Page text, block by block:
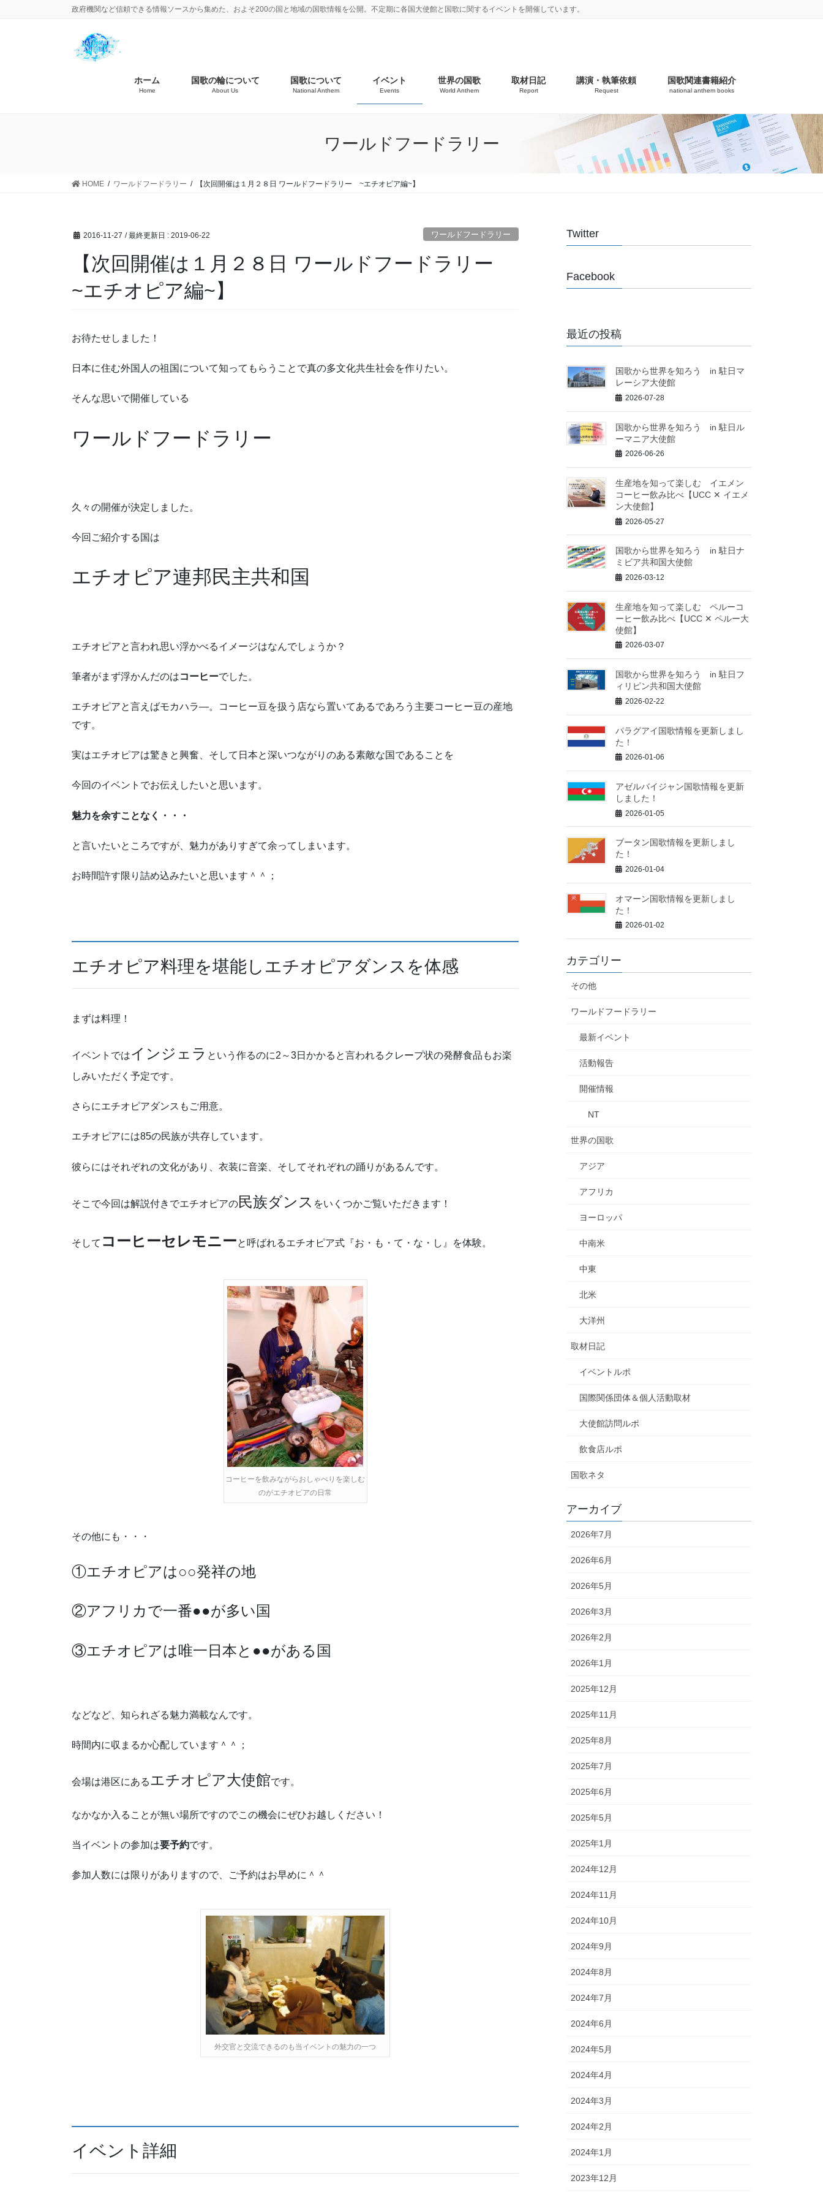
政府機関など信頼できる情報ソースから集めた、およそ200の国と地域の国歌情報を公開。不定期に各国大使館と国歌に関するイベントを開催しています。
ホーム
Home
国歌の輪について
About Us
国歌について
National Anthem
イベント
Events
世界の国歌
World Anthem
取材日記
Report
講演・執筆依頼
Request
国歌関連書籍紹介
national anthem books
ワールドフードラリー
HOME ワールドフードラリー 【次回開催は１月２８日 ワールドフードラリー ~エチオピア編~】
2016-11-27 / 最終更新日 : 2019-06-22 ワールドフードラリー
【次回開催は１月２８日 ワールドフードラリー
~エチオピア編~】
お待たせしました！
日本に住む外国人の祖国について知ってもらうことで真の多文化共生社会を作りたい。
そんな思いで開催している
ワールドフードラリー
久々の開催が決定しました。
今回ご紹介する国は
エチオピア連邦民主共和国
エチオピアと言われ思い浮かべるイメージはなんでしょうか？
筆者がまず浮かんだのはコーヒーでした。
エチオピアと言えばモカハラ―。コーヒー豆を扱う店なら置いてあるであろう主要コーヒー豆の産地
です。
実はエチオピアは驚きと興奮、そして日本と深いつながりのある素敵な国であることを
今回のイベントでお伝えしたいと思います。
魅力を余すことなく・・・
と言いたいところですが、魅力がありすぎて余ってしまいます。
お時間許す限り詰め込みたいと思います＾＾；
エチオピア料理を堪能しエチオピアダンスを体感
まずは料理！
イベントではインジェラ という作るのに2～3日かかると言われるクレープ状の発酵食品もお楽
しみいただく予定です。
さらにエチオピアダンスもご用意。
エチオピアには85の民族が共存しています。
彼らにはそれぞれの文化があり、衣装に音楽、そしてそれぞれの踊りがあるんです。
そこで今回は解説付きでエチオピアの民族ダンス をいくつかご覧いただきます！
そして コーヒーセレモニーと呼ばれるエチオピア式『お・も・て・な・し』を体験。
コーヒーを飲みながらおしゃべりを楽しむ
のがエチオピアの日常
その他にも・・・
①エチオピアは○○発祥の地
②アフリカで一番●●が多い国
③エチオピアは唯一日本と●●がある国
などなど、知られざる魅力満載なんです。
時間内に収まるか心配しています＾＾；
会場は港区にあるエチオピア大使館です。
なかなか入ることが無い場所ですのでこの機会にぜひお越しください！
当イベントの参加は要予約です。
参加人数には限りがありますので、ご予約はお早めに＾＾
外交官と交流できるのも当イベントの魅力の一つ
イベント詳細
Twitter
Facebook
最近の投稿
国歌から世界を知ろう in 駐日マ
レーシア大使館
2026-07-28
国歌から世界を知ろう in 駐日ル
ーマニア大使館
2026-06-26
生産地を知って楽しむ イエメン
コーヒー飲み比べ【UCC ✕ イエメ
ン大使館】
2026-05-27
国歌から世界を知ろう in 駐日ナ
ミビア共和国大使館
2026-03-12
生産地を知って楽しむ ペルーコ
ーヒー飲み比べ【UCC ✕ ペルー大
使館】
2026-03-07
国歌から世界を知ろう in 駐日フ
ィリピン共和国大使館
2026-02-22
パラグアイ国歌情報を更新しまし
た！
2026-01-06
アゼルバイジャン国歌情報を更新
しました！
2026-01-05
ブータン国歌情報を更新しまし
た！
2026-01-04
オマーン国歌情報を更新しまし
た！
2026-01-02
カテゴリー
その他
ワールドフードラリー
最新イベント
活動報告
開催情報
NT
世界の国歌
アジア
アフリカ
ヨーロッパ
中南米
中東
北米
大洋州
取材日記
イベントルポ
国際関係団体＆個人活動取材
大使館訪問ルポ
飲食店ルポ
国歌ネタ
アーカイブ
2026年7月
2026年6月
2026年5月
2026年3月
2026年2月
2026年1月
2025年12月
2025年11月
2025年8月
2025年7月
2025年6月
2025年5月
2025年1月
2024年12月
2024年11月
2024年10月
2024年9月
2024年8月
2024年7月
2024年6月
2024年5月
2024年4月
2024年3月
2024年2月
2024年1月
2023年12月